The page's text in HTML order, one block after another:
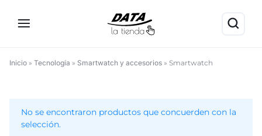
Inicio » Tecnología » Smartwatch y accesorios » Smartwatch
No se encontraron productos que concuerden con la
selección.